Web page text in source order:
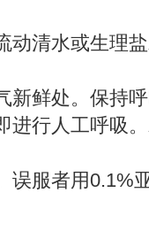
动清水或生理
新鲜处。保持
进行人工呼吸
误服者用0.1%